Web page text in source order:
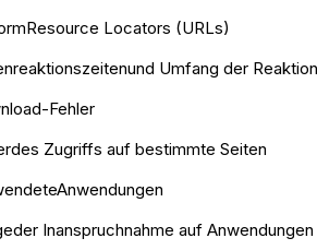
Locators (URLs)
Umfang der Reaktion
Fehler
Zugriffs auf bestimmte Seiten
Inanspruchnahme auf Anwendungen